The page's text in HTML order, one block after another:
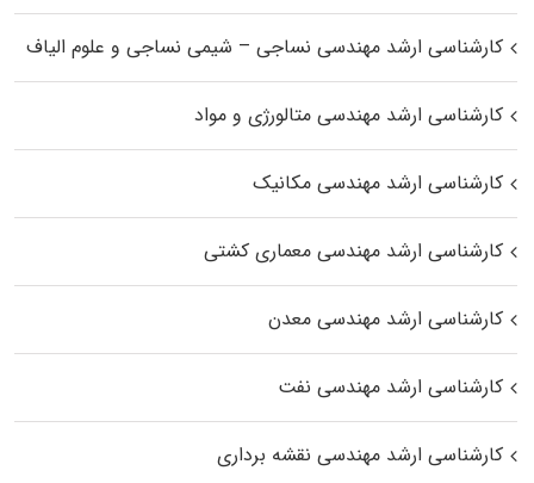
کارشناسی ارشد مهندسی نساجی – شیمی نساجی و علوم الیاف
کارشناسی ارشد مهندسی متالورژی و مواد
کارشناسی ارشد مهندسی مکانیک
کارشناسی ارشد مهندسی معماری کشتی
کارشناسی ارشد مهندسی معدن
کارشناسی ارشد مهندسی نفت
کارشناسی ارشد مهندسی نقشه برداری